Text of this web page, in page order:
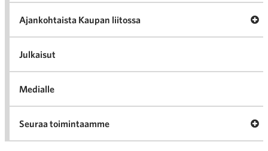
Ajankohtaista Kaupan liitossa
Julkaisut
Medialle
Seuraa toimintaamme